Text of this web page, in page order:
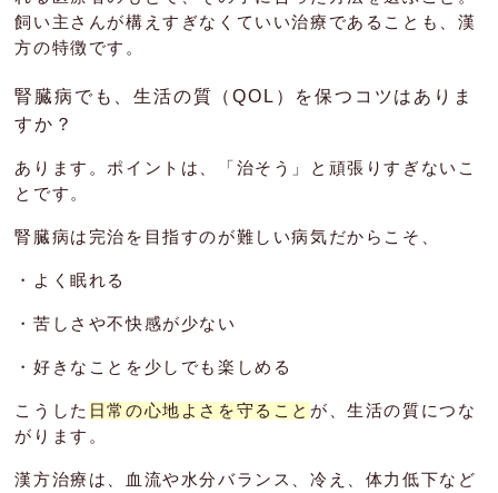
飼い主さんが構えすぎなくていい治療であることも、漢
方の特徴です。
腎臓病でも、生活の質（QOL）を保つコツはありま
すか？
あります。ポイントは、「治そう」と頑張りすぎないこ
とです。
腎臓病は完治を目指すのが難しい病気だからこそ、
・よく眠れる
・苦しさや不快感が少ない
・好きなことを少しでも楽しめる
こうした 日常の心地よさを守ること が、生活の質につな
がります。
漢方治療は、血流や水分バランス、冷え、体力低下など